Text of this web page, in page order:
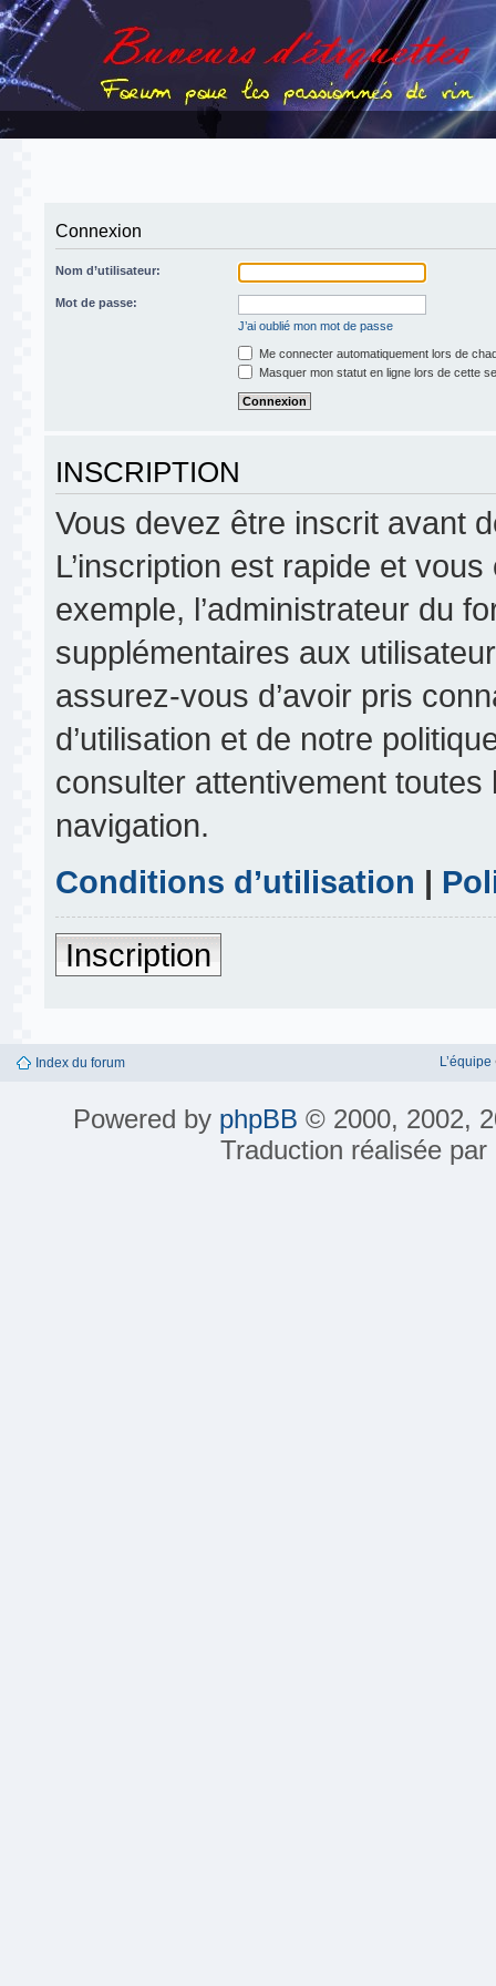
Connexion
Nom d’utilisateur:
Mot de passe:
J’ai oublié mon mot de passe
Me connecter automatiquement lors de
Masquer mon statut en ligne lors de cette
INSCRIPTION
Vous devez être inscrit avant
L’inscription est rapide et
exemple, l’administrateur du
supplémentaires aux
assurez-vous d’avoir pris
d’utilisation et de notre
consulter attentivement
navigation.
Conditions d’utilisation |
Inscription
Index du forum L’équipe
Powered by phpBB © 2000, 2002,
Traduction réalisée par